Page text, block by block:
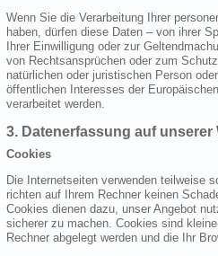
Wenn Sie die Verarbeitung Ihrer
haben, dürfen diese Daten – von ihrer
Ihrer Einwilligung oder zur
von Rechtsansprüchen oder zum
natürlichen oder juristischen Person
öffentlichen Interesses der
verarbeitet werden.
3. Datenerfassung auf unserer
Cookies
Die Internetseiten verwenden teilweise
richten auf Ihrem Rechner keinen
Cookies dienen dazu, unser Angebot
sicherer zu machen. Cookies sind
Rechner abgelegt werden und die Ihr